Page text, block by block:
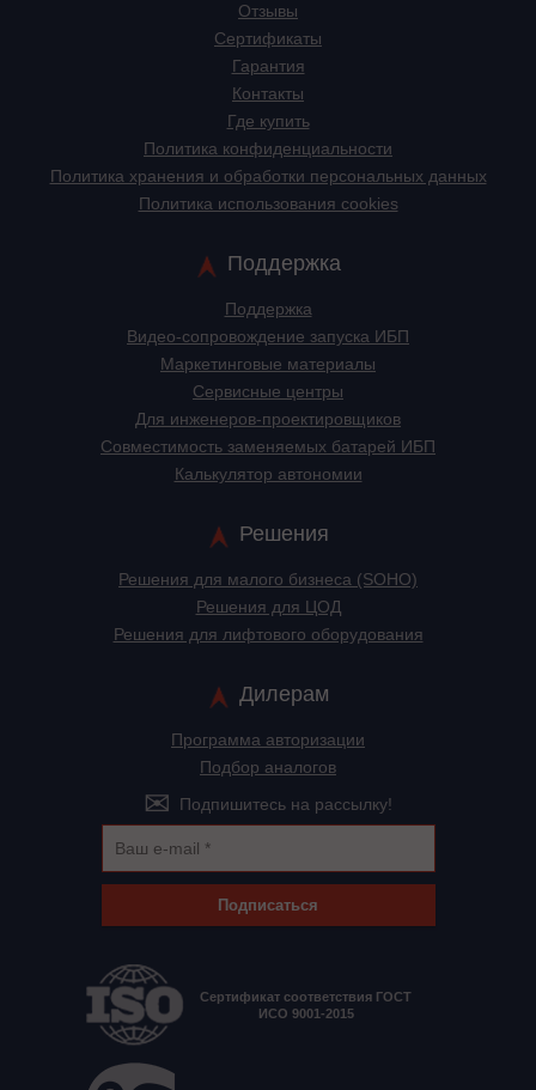
Отзывы
Сертификаты
Гарантия
Контакты
Где купить
Политика конфиденциальности
Политика хранения и обработки персональных данных
Политика использования cookies
Поддержка
Поддержка
Видео-сопровождение запуска ИБП
Маркетинговые материалы
Сервисные центры
Для инженеров-проектировщиков
Cовместимость заменяемых батарей ИБП
Калькулятор автономии
Решения
Решения для малого бизнеса (SOHO)
Решения для ЦОД
Решения для лифтового оборудования
Дилерам
Программа авторизации
Подбор аналогов
Подпишитесь на рассылку!
Подписаться
Сертификат соответствия ГОСТ
ИСО 9001-2015